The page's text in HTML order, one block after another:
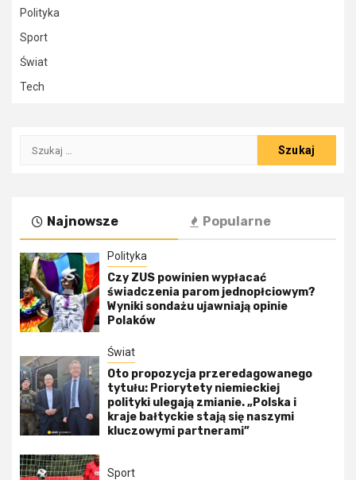
Polityka
Sport
Świat
Tech
Szukaj:
Najnowsze Popularne
Polityka
Czy ZUS powinien wypłacać
świadczenia parom jednopłciowym?
Wyniki sondażu ujawniają opinie
Polaków
Świat
Oto propozycja przeredagowanego
tytułu: Priorytety niemieckiej
polityki ulegają zmianie. „Polska i
kraje bałtyckie stają się naszymi
kluczowymi partnerami”
Sport